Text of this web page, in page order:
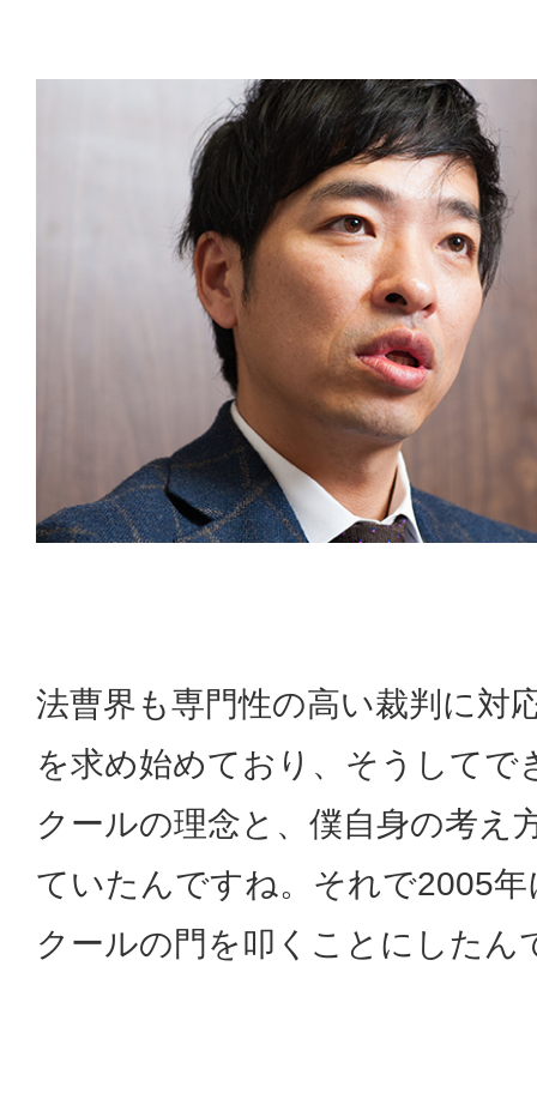
法曹界も専門性の高い裁判に対
を求め始めており、そうしてで
クールの理念と、僕自身の考え
ていたんですね。それで2005
クールの門を叩くことにしたん